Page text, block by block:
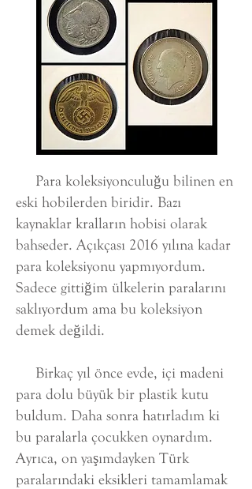
Para koleksiyonculuğu bilinen en
eski hobilerden biridir. Bazı
kaynaklar kralların hobisi olarak
bahseder. Açıkçası 2016 yılına kadar
para koleksiyonu yapmıyordum.
Sadece gittiğim ülkelerin paralarını
saklıyordum ama bu koleksiyon
demek değildi.
Birkaç yıl önce evde, içi madeni
para dolu büyük bir plastik kutu
buldum. Daha sonra hatırladım ki
bu paralarla çocukken oynardım.
Ayrıca, on yaşımdayken Türk
paralarındaki eksikleri tamamlamak